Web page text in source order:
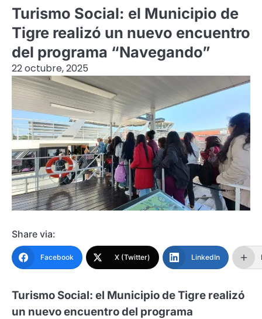
Turismo Social: el Municipio de
Tigre realizó un nuevo encuentro
del programa “Navegando”
22 octubre, 2025
Share via:
Facebook X (Twitter) LinkedIn
Turismo Social: el Municipio de Tigre realizó
un nuevo encuentro del programa